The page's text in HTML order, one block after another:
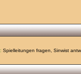
Spielleitungen fragen, Sinwist